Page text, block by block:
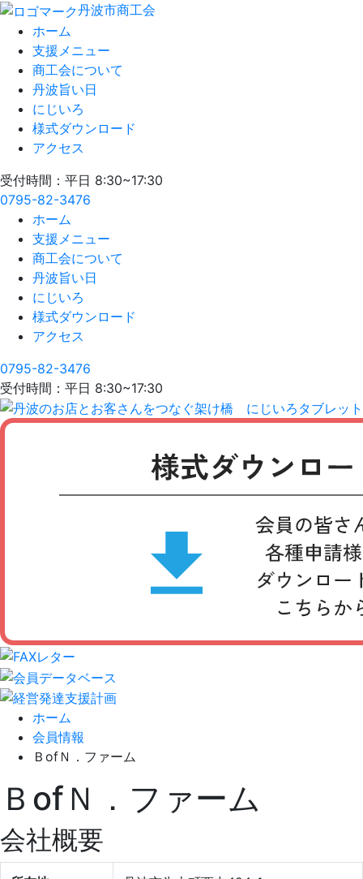
丹波市商工会
ホーム
支援メニュー
商工会について
丹波旨い日
にじいろ
様式ダウンロード
アクセス
受付時間：平日 8:30~17:30
0795-82-3476
ホーム
支援メニュー
商工会について
丹波旨い日
にじいろ
様式ダウンロード
アクセス
0795-82-3476
受付時間：平日 8:30~17:30
ホーム
会員情報
ＢofＮ．ファーム
ＢofＮ．ファーム
会社概要